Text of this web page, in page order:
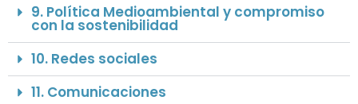
9. Política Medioambiental y compromiso
con la sostenibilidad
10. Redes sociales
11. Comunicaciones